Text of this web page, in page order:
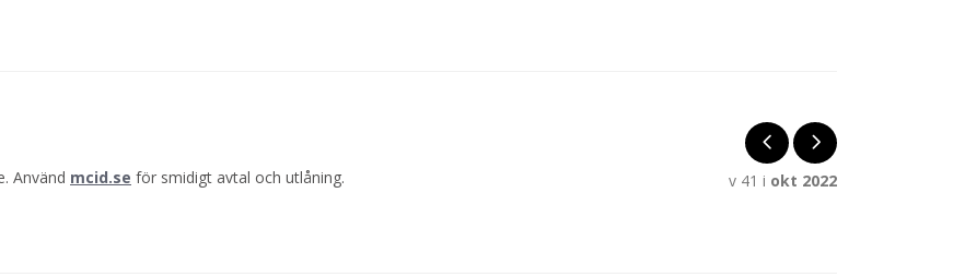
Använd mcid.se för smidigt avtal och utlåning. v 41 i okt 2022